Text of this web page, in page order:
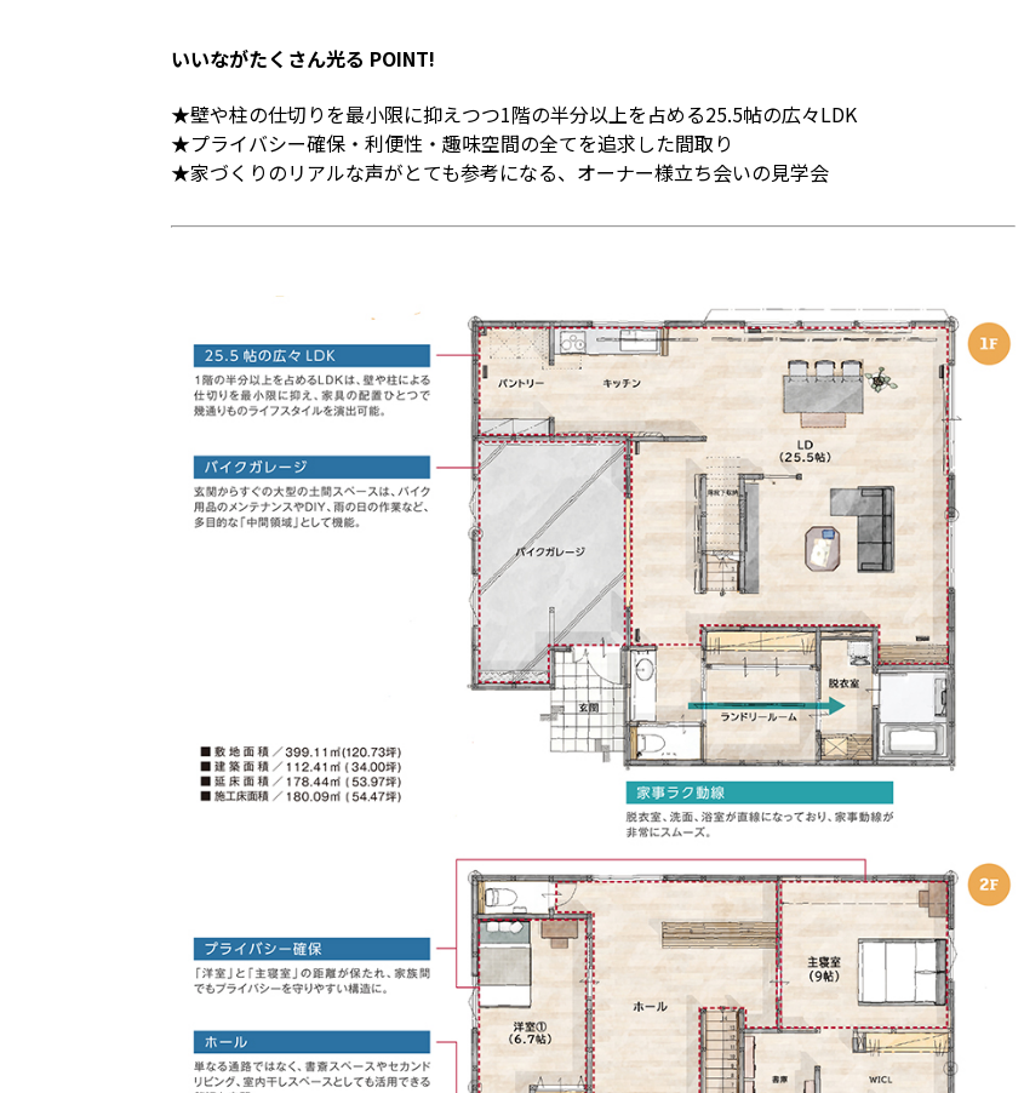
いいながたくさん光る POINT!
★壁や柱の仕切りを最小限に抑えつつ1階の半分以上を占める25.5帖の広々LDK
★プライバシー確保・利便性・趣味空間の全てを追求した間取り
★家づくりのリアルな声がとても参考になる、オーナー様立ち会いの見学会